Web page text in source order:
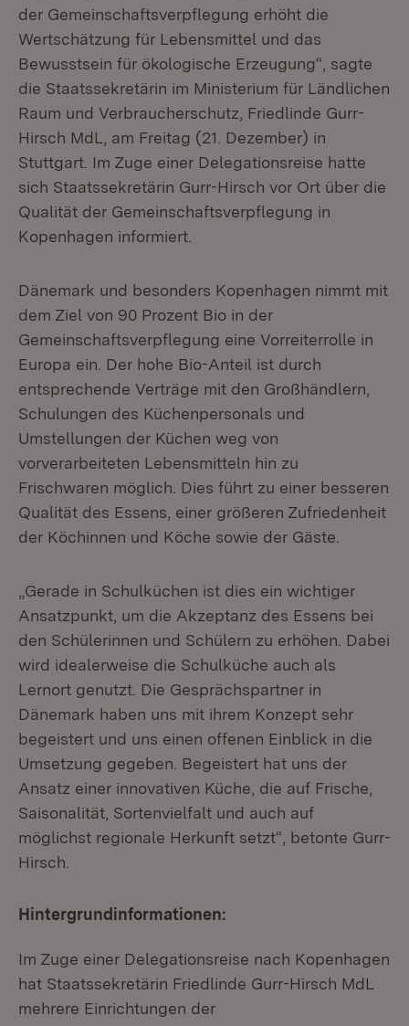
der Gemeinschaftsverpflegung erhöht die
Wertschätzung für Lebensmittel und das
Bewusstsein für ökologische Erzeugung“, sagte
die Staatssekretärin im Ministerium für Ländlichen
Raum und Verbraucherschutz, Friedlinde Gurr-
Hirsch MdL, am Freitag (21. Dezember) in
Stuttgart. Im Zuge einer Delegationsreise hatte
sich Staatssekretärin Gurr-Hirsch vor Ort über die
Qualität der Gemeinschaftsverpflegung in
Kopenhagen informiert.
Dänemark und besonders Kopenhagen nimmt mit
dem Ziel von 90 Prozent Bio in der
Gemeinschaftsverpflegung eine Vorreiterrolle in
Europa ein. Der hohe Bio-Anteil ist durch
entsprechende Verträge mit den Großhändlern,
Schulungen des Küchenpersonals und
Umstellungen der Küchen weg von
vorverarbeiteten Lebensmitteln hin zu
Frischwaren möglich. Dies führt zu einer besseren
Qualität des Essens, einer größeren Zufriedenheit
der Köchinnen und Köche sowie der Gäste.
„Gerade in Schulküchen ist dies ein wichtiger
Ansatzpunkt, um die Akzeptanz des Essens bei
den Schülerinnen und Schülern zu erhöhen. Dabei
wird idealerweise die Schulküche auch als
Lernort genutzt. Die Gesprächspartner in
Dänemark haben uns mit ihrem Konzept sehr
begeistert und uns einen offenen Einblick in die
Umsetzung gegeben. Begeistert hat uns der
Ansatz einer innovativen Küche, die auf Frische,
Saisonalität, Sortenvielfalt und auch auf
möglichst regionale Herkunft setzt“, betonte Gurr-
Hirsch.
Hintergrundinformationen:
Im Zuge einer Delegationsreise nach Kopenhagen
hat Staatssekretärin Friedlinde Gurr-Hirsch MdL
mehrere Einrichtungen der